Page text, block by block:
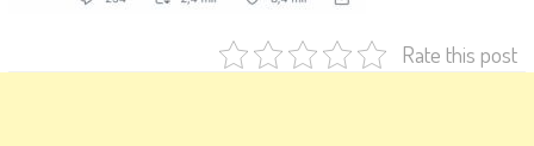
Rate this post